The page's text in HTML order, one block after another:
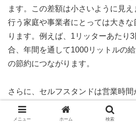
ます。この差額は小さいように見
行う家庭や事業者にとっては大き
ります。例えば、1リッターあたり
合、年間を通して1000リットルの
の節約につながります。
さらに、セルフスタンドは営業時
夜や早朝でも利用可能なことが多
す。このような柔軟な利用時間が
メニュー ホーム 検索